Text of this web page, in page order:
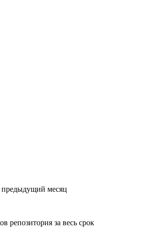
предыдущий месяц
репозитория за весь срок